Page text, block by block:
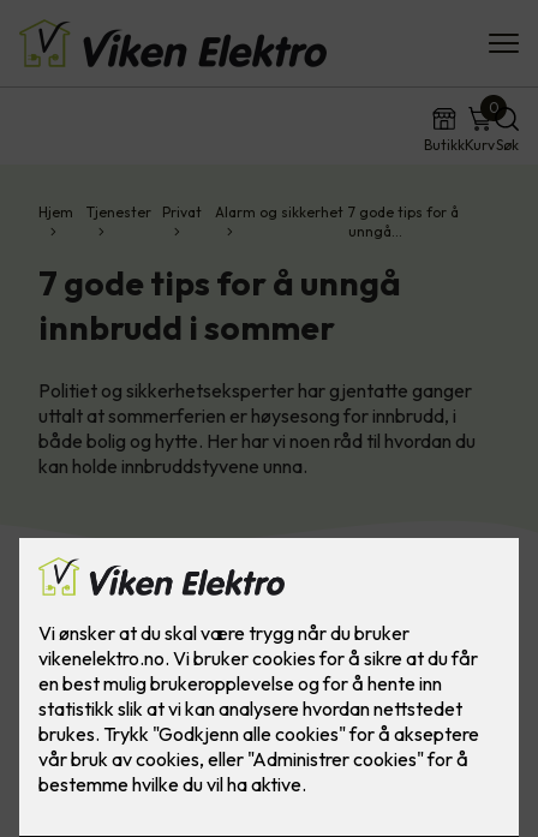
ButikkKurv
0
Søk
Hjem Tjenester Privat Alarm og sikkerhet 7 gode tips for å
unngå…
7 gode tips for å unngå
innbrudd i sommer
Politiet og sikkerhetseksperter har gjentatte ganger
uttalt at sommerferien er høysesong for innbrudd, i
både bolig og hytte. Her har vi noen råd til hvordan du
kan holde innbruddstyvene unna.